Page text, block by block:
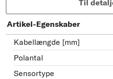
Til
Artikel-Egenskaber
Kabellængde [mm]
Polantal
Sensortype